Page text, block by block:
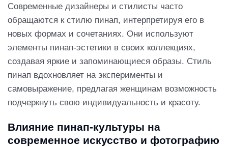
Современные дизайнеры и стилисты часто
обращаются к стилю пинап, интерпретируя его в
новых формах и сочетаниях. Они используют
элементы пинап-эстетики в своих коллекциях,
создавая яркие и запоминающиеся образы. Стиль
пинап вдохновляет на эксперименты и
самовыражение, предлагая женщинам возможность
подчеркнуть свою индивидуальность и красоту.
Влияние пинап-культуры на
современное искусство и фотографию